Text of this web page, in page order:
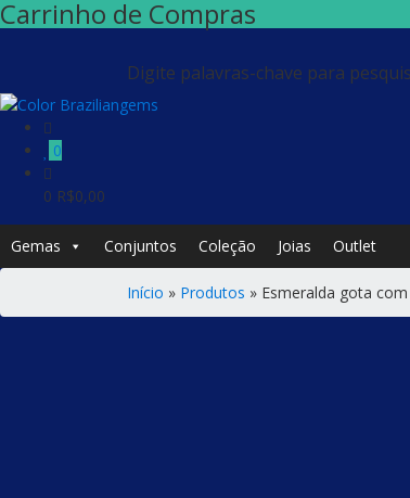
Carrinho de Compras
Digite palavras-chave para
0
0 R$0,00
Gemas Conjuntos Coleção Joias Outlet
Início » Produtos » Esmeralda gota